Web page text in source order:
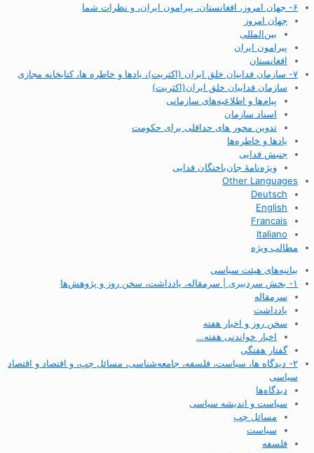
۶- جهان امروز، افغانستان، پیرامون ایران، و نظرات شما
جهان امروز
بین‌المللی
پیرامون ایران
افغانستان
۷- سازمان فداییان خلق ایران (اکثریت)، یادها و خاطره ها، کتابخانه مجازی
سازمان فداییان خلق ایران(اکثریت)
پیام‌ها و اطلاعیه‌های سازمانی
اسناد سازمان
تدوین محور های حداقلی برای حکومت
یادها و خاطره‌ها
جنبش فدایی
ویژه‌نامهٔ جان‌باختگان فدایی
Other Languages
Deutsch
English
Francais
Italiano
مطالب ویژه
بیانیه‌های هیئت سیاسی
۱- بخش سردبیری | سرمقاله، یادداشت، سخن روز و پژوهش‌ها
سرمقاله
یادداشت
سخن روز و اخبار هفته
اخبار خواندنی هفته…
گفتار هفتگی
۲- دیدگاه ها، سیاست، فلسفه، جامعه‌شناسی، مسائل چپ، و اقتصاد و اقتصاد
سیاسی
دیدگاه‌ها
سیاست و اندیشه سیاسی
مسائل چپ
سیاست
فلسفه